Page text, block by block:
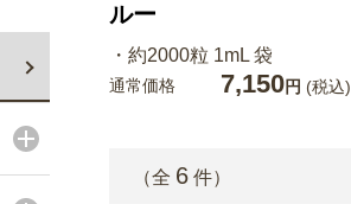
ルー
・約2000粒 1mL 袋
通常価格 7,150円 (税込)
（全 6 件）